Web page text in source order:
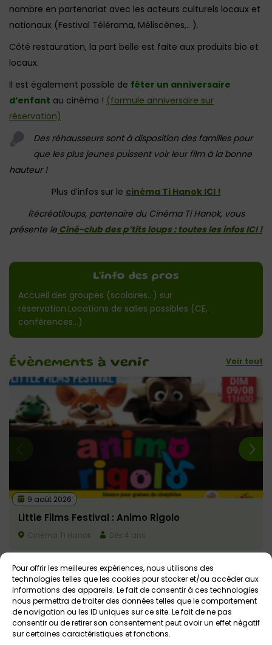
Pour offrir les meilleures expériences, nous utilisons des
technologies telles que les cookies pour stocker et/ou accéder aux
informations des appareils. Le fait de consentir à ces technologies
nous permettra de traiter des données telles que le comportement
de navigation ou les ID uniques sur ce site. Le fait de ne pas
consentir ou de retirer son consentement peut avoir un effet négatif
sur certaines caractéristiques et fonctions.
nombre en partenariat avec les acteurs culturels locaux et
nationaux (Festival Télérama, Méliscènes,.. ).
Côté restauration, la part belle est faite aux produits bio et
locaux.
Il est également possible de fêter un anniversaire
d’enfant au cinéma ! (formule anniversaire sur
réservation)
Des réhausseurs sont à disposition des familles pour
que les plus jeunes puissent voir leur film à la bonne
hauteur !
Plus d’infos sur le cinéma Ti Hanok ICI !
Récréatiloups, partenaire du Cinéma Ti Hanok, vous
présente le Ciné-club des p’tits loups : toutes les infos ICI !
L'info des pros
Accueil des groupes (scolaires…) sur
réservation.Locations de salles possibles (CE,
conférences…)
Évènements à venir Voir tout
9 août 2026
Little Films Festival : Animo Rigolo
Cinéma Ti Hanok Dès 4 ans
Notreavis
Les fauteuils du cinéma sont très beaux. Ils
ont plusieurs couleurs et c’est très joli.